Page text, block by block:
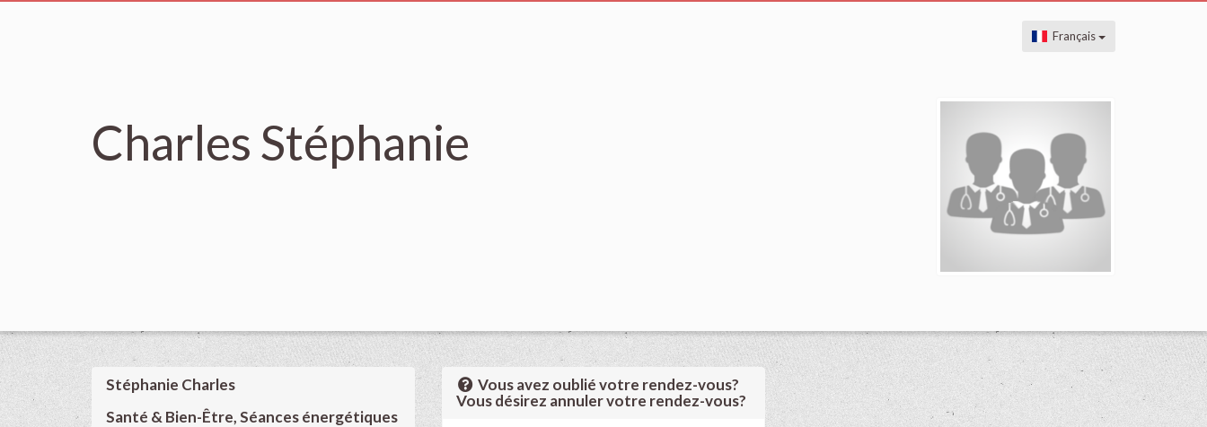
Français
Charles Stéphanie
Stéphanie Charles
Santé & Bien-Être, Séances énergétiques
Vous avez oublié votre rendez-vous?
Vous désirez annuler votre rendez-vous?